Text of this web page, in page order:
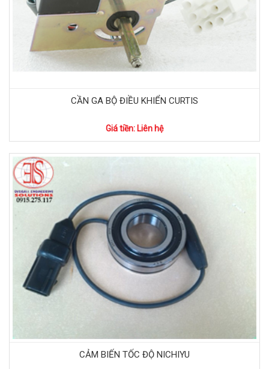
CẦN GA BỘ ĐIỀU KHIỂN CURTIS
Giá tiền: Liên hệ
CẢM BIẾN TỐC ĐỘ NICHIYU